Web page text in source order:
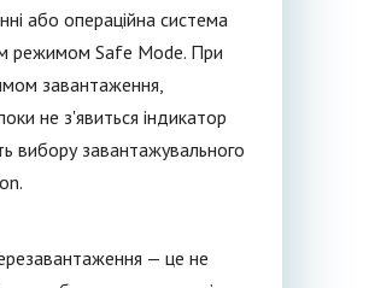
або операційна система
режимом Safe Mode. При
завантаження,
не з'явиться індикатор
вибору завантажувального
— це не